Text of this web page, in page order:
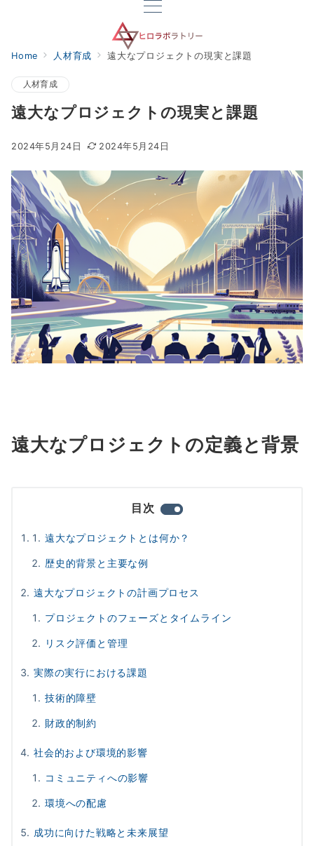
Home 人材育成 遠大なプロジェクトの現実と課題
人材育成
遠大なプロジェクトの現実と課題
2024年5月24日 2024年5月24日
遠大なプロジェクトの定義と背景
目次
遠大なプロジェクトとは何か？
歴史的背景と主要な例
遠大なプロジェクトの計画プロセス
プロジェクトのフェーズとタイムライン
リスク評価と管理
実際の実行における課題
技術的障壁
財政的制約
社会的および環境的影響
コミュニティへの影響
環境への配慮
成功に向けた戦略と未来展望